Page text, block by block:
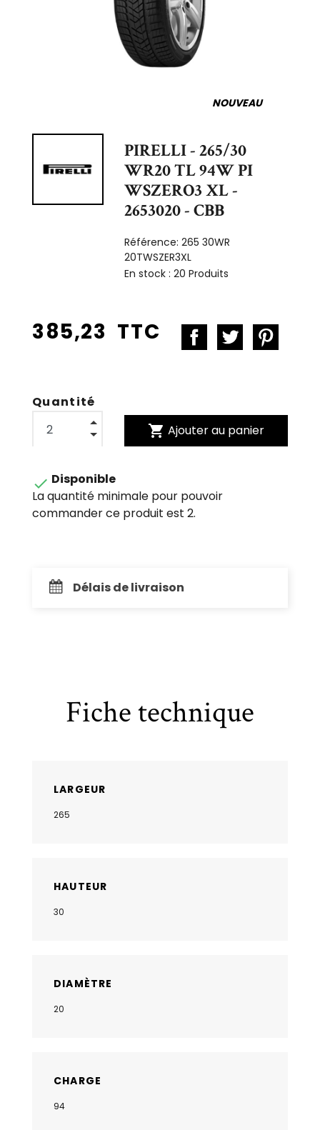
NOUVEAU
PIRELLI - 265/30
WR20 TL 94W PI
WSZERO3 XL -
2653020 - CBB
Référence:265 30WR
20TWSZER3XL
En stock :20 Produits
385,23 TTC
Quantité
shopping_cart Ajouter au panier
 Disponible
La quantité minimale pour pouvoir
commander ce produit est 2.
Délais de livraison
Fiche technique
LARGEUR
265
HAUTEUR
30
DIAMÈTRE
20
CHARGE
94